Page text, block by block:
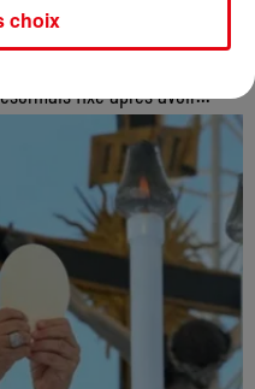
fixé après avoir...
choix